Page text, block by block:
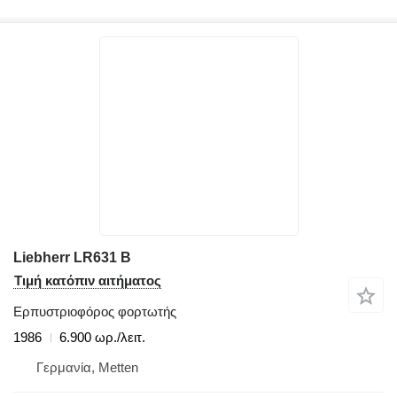
Liebherr LR631 B
Τιμή κατόπιν αιτήματος
Ερπυστριοφόρος φορτωτής
1986
6.900 ωρ./λειτ.
Γερμανία, Metten